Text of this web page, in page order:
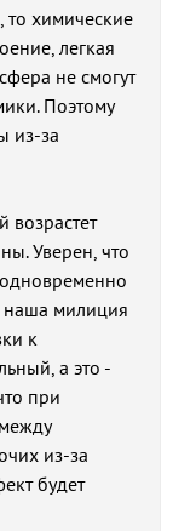
химические
легкая
не смогут
Поэтому
из-за
возрастет
Уверен, что
милиция
к
а это -
при
из-за
будет